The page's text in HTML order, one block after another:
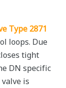
Type 2871
loops. Due
tight
DN specific
is